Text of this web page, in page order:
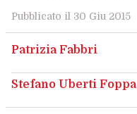
Pubblicato il 30 Giu 2015
Patrizia Fabbri
Stefano Uberti Foppa